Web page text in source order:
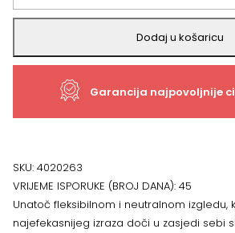
Stige
90
cm
Dodaj u košaricu
Garancija najpovoljnije
SKU: 4020263
VRIJEME ISPORUKE (BROJ DANA): 45
Unatoč fleksibilnom i neutralnom izgledu,
najefekasnijeg izraza doči u zasjedi sebi